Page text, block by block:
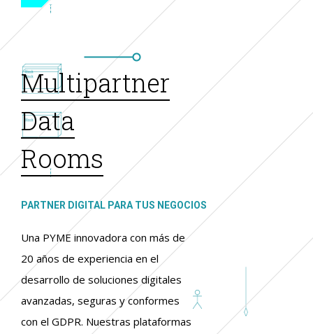
Multipartner
Data
Rooms
PARTNER DIGITAL PARA TUS NEGOCIOS
Una PYME innovadora con más de
20 años de experiencia en el
desarrollo de soluciones digitales
avanzadas, seguras y conformes
con el GDPR. Nuestras plataformas